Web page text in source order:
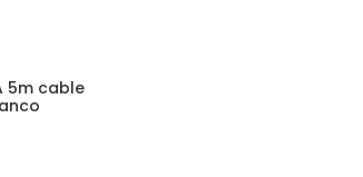
Este servicio está sujeto a que el
5m cable